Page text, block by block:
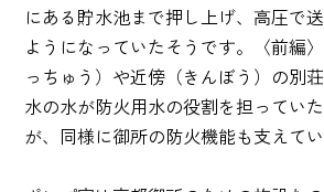
にある貯水池まで押し上げ、高圧で
ようになっていたそうです。〈前編
っちゅう）や近傍（きんぼう）の別
水の水が防火用水の役割を担ってい
が、同様に御所の防火機能も支えてい